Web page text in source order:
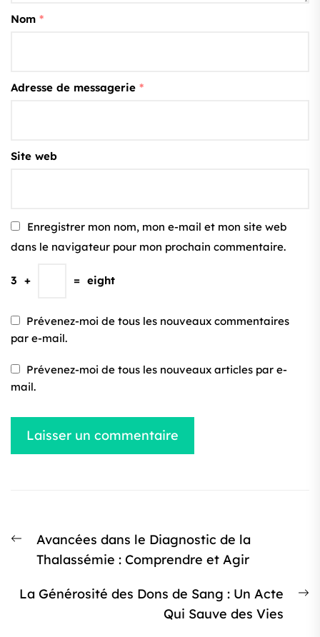
Nom *
Adresse de messagerie *
Site web
Enregistrer mon nom, mon e-mail et mon site web
dans le navigateur pour mon prochain commentaire.
3 + = eight
Prévenez-moi de tous les nouveaux commentaires
par e-mail.
Prévenez-moi de tous les nouveaux articles par e-
mail.
de
l’article
Article
précédent
Avancées dans le Diagnostic de la
Thalassémie : Comprendre et Agir
La Générosité des Dons de Sang : Un Acte
Qui Sauve des Vies